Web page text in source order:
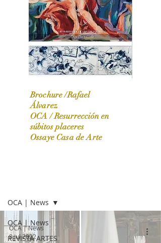
OCA|News 31 / Marzo-Abril / 2024
Brochure /Rafael
Álvarez
OCA /Resurrección en
súbitos placeres
Ossaye Casa de Arte
OCA | News
REVISTA ARTES
OCA | News
OCA | News
8 jul 2022